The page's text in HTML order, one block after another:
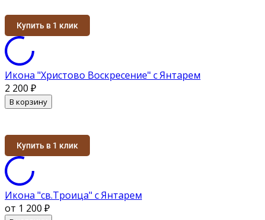
Купить в 1 клик
Икона "Христово Воскресение" с Янтарем
2 200 ₽
В корзину
Купить в 1 клик
Икона "св.Троица" с Янтарем
от 1 200 ₽